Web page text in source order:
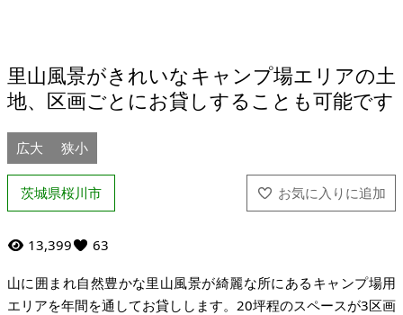
里山風景がきれいなキャンプ場エリアの土
地、区画ごとにお貸しすることも可能です
広大 狭小
茨城県桜川市
13,399 63
山に囲まれ自然豊かな里山風景が綺麗な所にあるキャンプ場用
エリアを年間を通してお貸しします。20坪程のスペースが3区画